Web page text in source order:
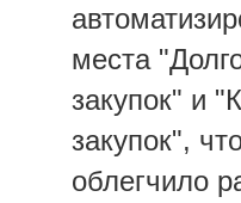
места
закупок" и
закупок",
облегчило